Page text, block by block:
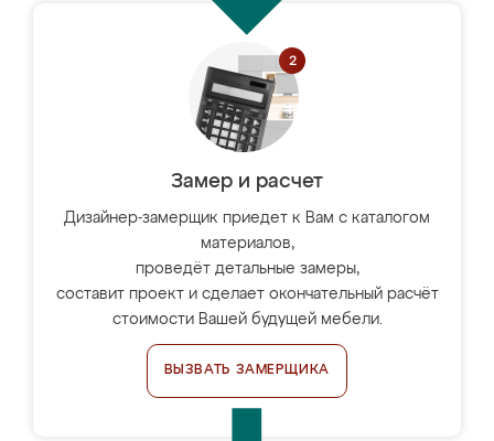
Замер и расчет
Дизайнер-замерщик приедет к Вам с каталогом
материалов,
проведёт детальные замеры,
составит проект и сделает окончательный расчёт
стоимости Вашей будущей мебели.
ВЫЗВАТЬ ЗАМЕРЩИКА